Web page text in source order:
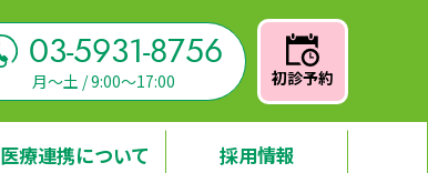
03-5931-8756
月～土 / 9:00～17:00 初診予約
医療連携について 採用情報